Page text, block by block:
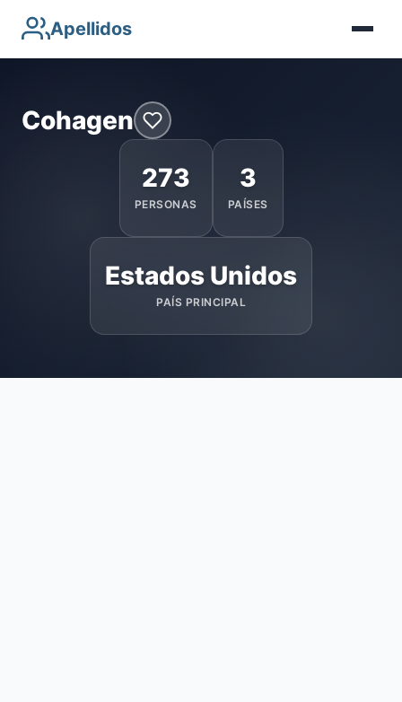
Apellidos
Cohagen
273
PERSONAS
3
PAÍSES
Estados Unidos
PAÍS PRINCIPAL